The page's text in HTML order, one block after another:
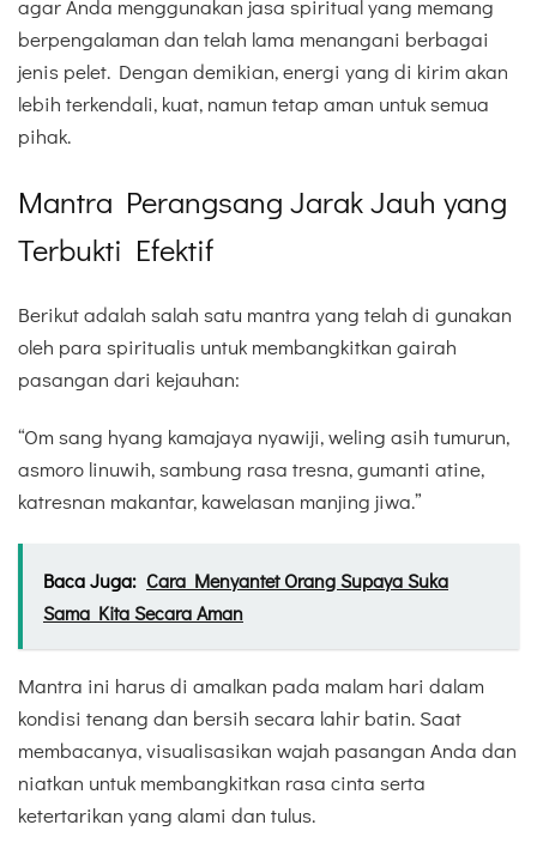
agar Anda menggunakan jasa spiritual yang memang
berpengalaman dan telah lama menangani berbagai
jenis pelet. Dengan demikian, energi yang di kirim akan
lebih terkendali, kuat, namun tetap aman untuk semua
pihak.
Mantra Perangsang Jarak Jauh yang
Terbukti Efektif
Berikut adalah salah satu mantra yang telah di gunakan
oleh para spiritualis untuk membangkitkan gairah
pasangan dari kejauhan:
“Om sang hyang kamajaya nyawiji, weling asih tumurun,
asmoro linuwih, sambung rasa tresna, gumanti atine,
katresnan makantar, kawelasan manjing jiwa.”
Baca Juga: Cara Menyantet Orang Supaya Suka
Sama Kita Secara Aman
Mantra ini harus di amalkan pada malam hari dalam
kondisi tenang dan bersih secara lahir batin. Saat
membacanya, visualisasikan wajah pasangan Anda dan
niatkan untuk membangkitkan rasa cinta serta
ketertarikan yang alami dan tulus.